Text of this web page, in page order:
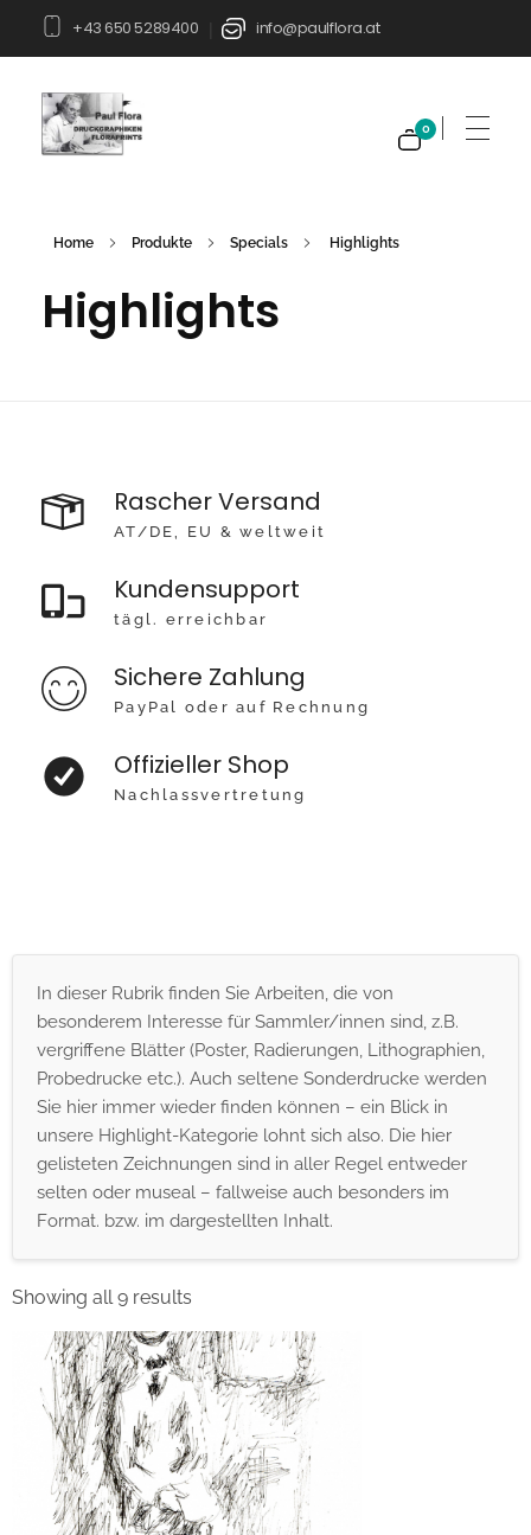
+43 650 5289400 info@paulflora.at
0
Home Produkte Specials Highlights
Highlights
Rascher Versand
AT/DE, EU & weltweit
Kundensupport
tägl. erreichbar
Sichere Zahlung
PayPal oder auf Rechnung
Offizieller Shop
Nachlassvertretung
In dieser Rubrik finden Sie Arbeiten, die von
besonderem Interesse für Sammler/innen sind, z.B.
vergriffene Blätter (Poster, Radierungen, Lithographien,
Probedrucke etc.). Auch seltene Sonderdrucke werden
Sie hier immer wieder finden können – ein Blick in
unsere Highlight-Kategorie lohnt sich also. Die hier
gelisteten Zeichnungen sind in aller Regel entweder
selten oder museal – fallweise auch besonders im
Format. bzw. im dargestellten Inhalt.
Showing all 9 results